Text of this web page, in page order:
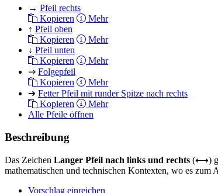
→ Pfeil rechts
Kopieren
Mehr
↑ Pfeil oben
Kopieren
Mehr
↓ Pfeil unten
Kopieren
Mehr
⇒ Folgepfeil
Kopieren
Mehr
➜ Fetter Pfeil mit runder Spitze nach rechts
Kopieren
Mehr
Alle Pfeile öffnen
Beschreibung
Das Zeichen Langer Pfeil nach links und rechts (⟷)
mathematischen und technischen Kontexten, wo es
Vorschlag einreichen